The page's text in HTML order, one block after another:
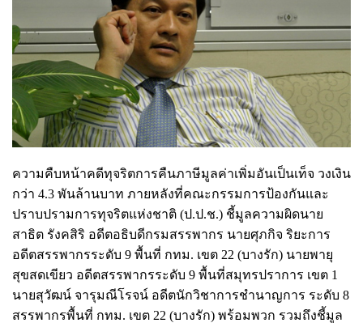
ความคืบหน้าคดีทุจริตการคืนภาษีมูลค่าเพิ่มอันเป็นเท็จ วงเงิน
กว่า 4.3 พันล้านบาท ภายหลังที่คณะกรรมการป้องกันและ
ปราบปรามการทุจริตแห่งชาติ (ป.ป.ช.) ชี้มูลความผิดนาย
สาธิต รังคสิริ อดีตอธิบดีกรมสรรพากร นายศุภกิจ ริยะการ
อดีตสรรพากรระดับ 9 พื้นที่ กทม. เขต 22 (บางรัก) นายพายุ
สุขสดเขียว อดีตสรรพากรระดับ 9 พื้นที่สมุทรปราการ เขต 1
นายสุวัฒน์ จารุมณีโรจน์ อดีตนักวิชาการชำนาญการ ระดับ 8
สรรพากรพื้นที่ กทม. เขต 22 (บางรัก) พร้อมพวก รวมถึงชี้มูล